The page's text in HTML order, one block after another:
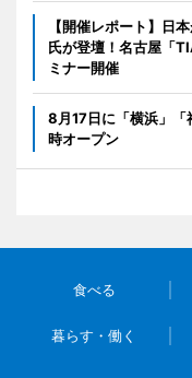
【開催レポート】日
氏が登壇！名古屋「
ミナー開催
8月17日に「横浜」「
時オープン
食べる
暮らす・働く